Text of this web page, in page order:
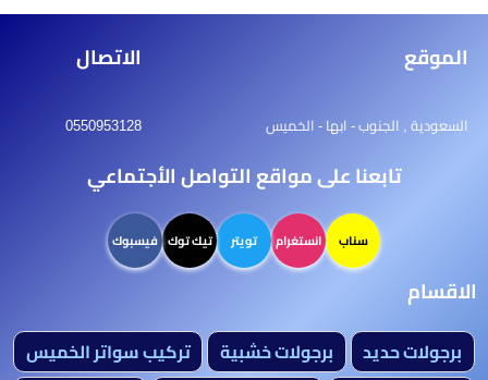
الموقع الاتصال
السعودية , الجنوب - ابها - الخميس 0550953128
تابعنا على مواقع التواصل الأجتماعي
سناب انستغرام تويتر تيك توك فيسبوك
الاقسام
برجولات حديد برجولات خشبية تركيب سواتر الخميس